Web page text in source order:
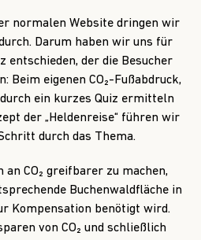
normalen Website dringen wir
Darum haben wir uns für
der die Besucher
Beim eigenen CO₂-Fußabdruck,
ein kurzes Quiz ermitteln
der „Heldenreise“ führen wir
durch das Thema.
CO₂ greifbarer zu machen,
Buchenwaldfläche in
Kompensation benötigt wird.
von CO₂ und schließlich